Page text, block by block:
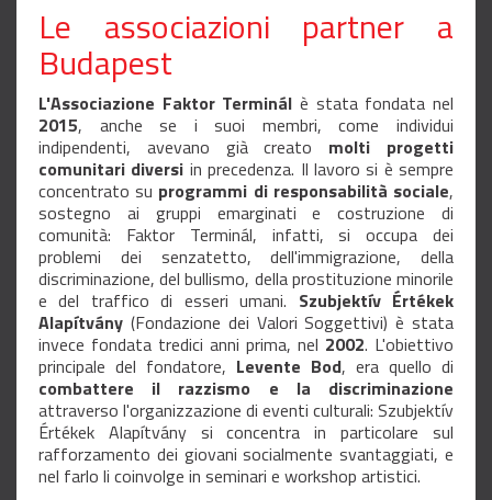
Le associazioni partner a
Budapest
L'Associazione Faktor Terminál è stata fondata nel
2015, anche se i suoi membri, come individui
indipendenti, avevano già creato molti progetti
comunitari diversi in precedenza. Il lavoro si è sempre
concentrato su programmi di responsabilità sociale,
sostegno ai gruppi emarginati e costruzione di
comunità: Faktor Terminál, infatti, si occupa dei
problemi dei senzatetto, dell'immigrazione, della
discriminazione, del bullismo, della prostituzione minorile
e del traffico di esseri umani. Szubjektív Értékek
Alapítvány (Fondazione dei Valori Soggettivi) è stata
invece fondata tredici anni prima, nel 2002. L'obiettivo
principale del fondatore, Levente Bod, era quello di
combattere il razzismo e la discriminazione
attraverso l'organizzazione di eventi culturali: Szubjektív
Értékek Alapítvány si concentra in particolare sul
rafforzamento dei giovani socialmente svantaggiati, e
nel farlo li coinvolge in seminari e workshop artistici.